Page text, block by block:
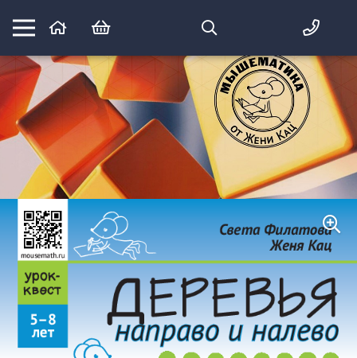
Математика вприпрыжку:
идеи и игры для детей и их родителей